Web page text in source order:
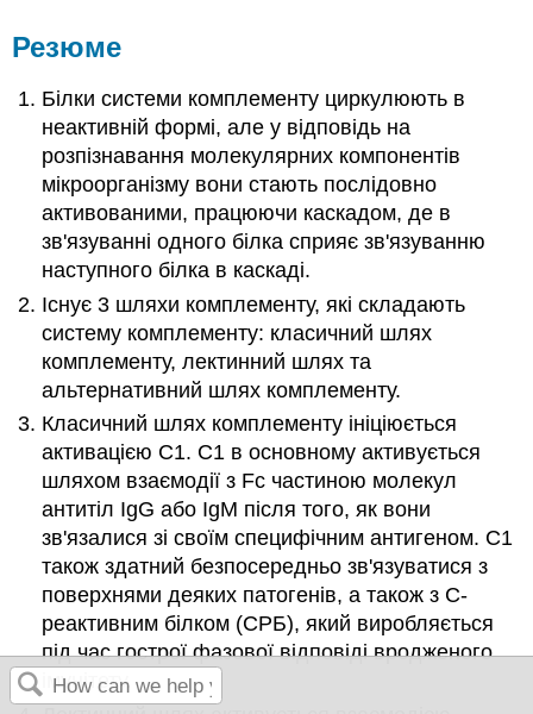
Резюме
Білки системи комплементу циркулюють в
неактивній формі, але у відповідь на
розпізнавання молекулярних компонентів
мікроорганізму вони стають послідовно
активованими, працюючи каскадом, де в
зв'язуванні одного білка сприяє зв'язуванню
наступного білка в каскаді.
Існує 3 шляхи комплементу, які складають
систему комплементу: класичний шлях
комплементу, лектинний шлях та
альтернативний шлях комплементу.
Класичний шлях комплементу ініціюється
активацією С1. С1 в основному активується
шляхом взаємодії з Fc частиною молекул
антитіл IgG або IgM після того, як вони
зв'язалися зі своїм специфічним антигеном. С1
також здатний безпосередньо зв'язуватися з
поверхнями деяких патогенів, а також з С-
реактивним білком (СРБ), який виробляється
під час гострої фазової відповіді вродженого
імунітету.